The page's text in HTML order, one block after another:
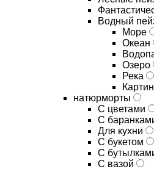
Водный
Море
Океан
Озеро
Река
натюрморты
С цветами
С
Для кухни
C букетом
C
C вазой